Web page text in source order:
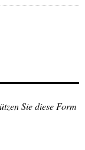
Sie diese Form